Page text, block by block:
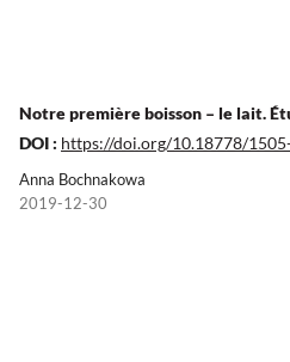
Notre première boisson – le lait.
DOI : https://doi.org/10.18778/
Anna Bochnakowa
2019-12-30